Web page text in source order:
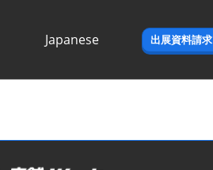
Japanese
出展資料請求